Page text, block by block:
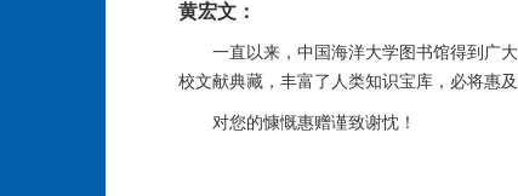
黄宏文：
一直以来，中国海洋大学图书馆得到广
校文献典藏，丰富了人类知识宝库，必将惠
对您的慷慨惠赠谨致谢忱！